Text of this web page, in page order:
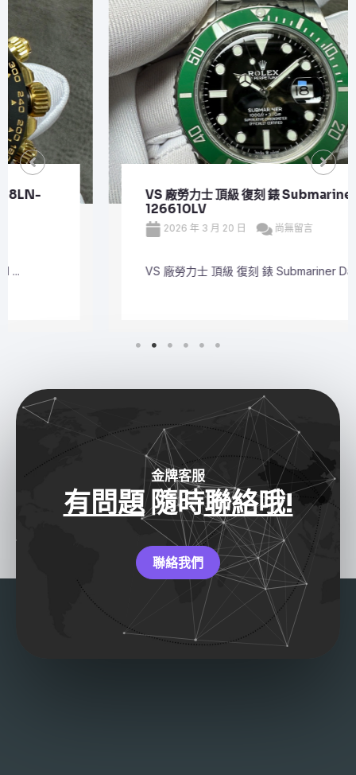
VS 廠勞力士 頂級 復刻 錶 Submariner Date
126610LV
2026 年 3 月 20 日 尚無留言
VS 廠勞力士 頂級 復刻 錶 Submariner Dat ...
金牌客服
有問題隨時聯絡哦!
聯絡我們